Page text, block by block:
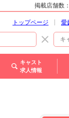
掲載店舗数：
トップページ 愛
キャスト
求人情報